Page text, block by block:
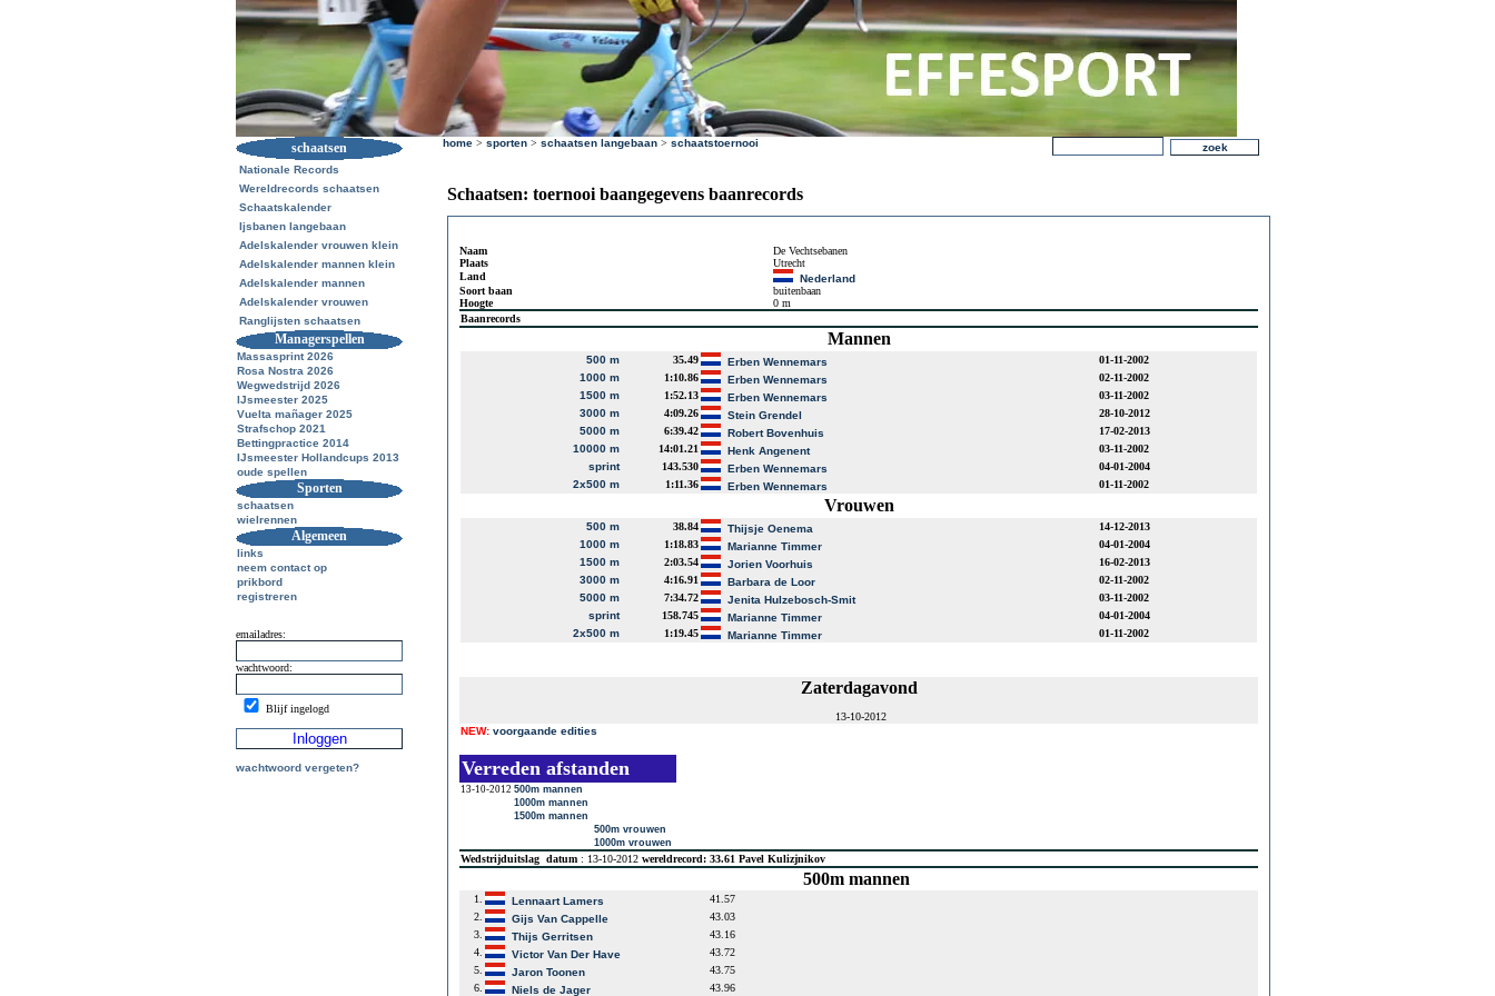
schaatsen
Nationale Records
Wereldrecords schaatsen
Schaatskalender
Ijsbanen langebaan
Adelskalender vrouwen klein
Adelskalender mannen klein
Adelskalender mannen
Adelskalender vrouwen
Ranglijsten schaatsen
Managerspellen
Massasprint 2026
Rosa Nostra 2026
Wegwedstrijd 2026
IJsmeester 2025
Vuelta mañager 2025
Strafschop 2021
Bettingpractice 2014
IJsmeester Hollandcups 2013
oude spellen
Sporten
schaatsen
wielrennen
Algemeen
links
neem contact op
prikbord
registreren
emailadres:
wachtwoord:
Blijf ingelogd
wachtwoord vergeten?
home > sporten > schaatsen langebaan > schaatstoernooi
Schaatsen: toernooi baangegevens baanrecords
Naam
De Vechtsebanen
Plaats
Utrecht
Land
Nederland
Soort baan
buitenbaan
Hoogte
0 m
Baanrecords
Mannen
500 m 35.49 Erben Wennemars
01-11-2002
1000 m
1:10.86 Erben Wennemars
02-11-2002
1500 m
1:52.13 Erben Wennemars
03-11-2002
3000 m
4:09.26 Stein Grendel
28-10-2012
5000 m
6:39.42 Robert Bovenhuis
17-02-2013
10000 m
14:01.21 Henk Angenent
03-11-2002
sprint
143.530 Erben Wennemars
04-01-2004
2x500 m
1:11.36 Erben Wennemars 01-11-2002
Vrouwen
500 m 38.84 Thijsje Oenema
14-12-2013
1000 m
1:18.83 Marianne Timmer
04-01-2004
1500 m
2:03.54 Jorien Voorhuis
16-02-2013
3000 m
4:16.91 Barbara de Loor
02-11-2002
5000 m
7:34.72 Jenita Hulzebosch-Smit
03-11-2002
sprint
158.745 Marianne Timmer
04-01-2004
2x500 m
1:19.45 Marianne Timmer 01-11-2002
Zaterdagavond
13-10-2012
NEW: voorgaande edities
Verreden afstanden
13-10-2012 500m mannen
1000m mannen
1500m mannen
500m vrouwen
1000m vrouwen
Wedstrijduitslag datum : 13-10-2012 wereldrecord: 33.61 Pavel Kulizjnikov
500m mannen
1. Lennaart Lamers
41.57
2.
Gijs Van Cappelle
43.03
3.
Thijs Gerritsen
43.16
4.
Victor Van Der Have
43.72
5.
Jaron Toonen
43.75
6.
Niels de Jager 43.96